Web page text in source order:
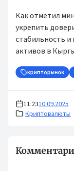
Как отметил
укрепить
стабильность
активов в
крипторынок
11:2310.09.2025
Криптовалюты